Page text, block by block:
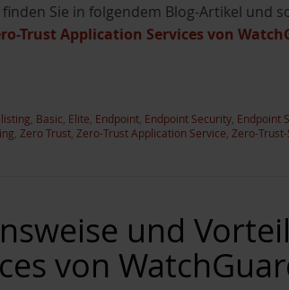
Sie in folgendem Blog-Artikel und
Trust Application Services von
Basic Elite Endpoint Endpoint Security Endpoint
Zero Trust Zero-Trust Application Service Zero-
und
von